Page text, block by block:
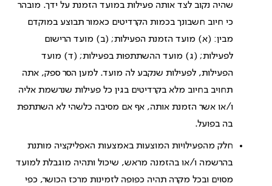
שהיה נקוב לצד אותה פעילות במועד הזמנת על ידך. מובהר
כי חיוב חשבונך בכמות הקרדיטים כאמור תבוצע במוקדם
מבין: (א) מועד הזמנת הפעילות; (ב) מועד הרישום
לפעילות; (ג) מועד ההשתתפות בפעילות; (ד) מועד
הפעילות, לפעילות שנקבע לה מועד. למען הסר ספק, אתה
תחויב בחיוב מלא בקרדיטים בגין כל פעילות שנרשמת אליה
ו/או אשר הזמנת אותה, אף אם מסיבה כלשהי לא השתתפת
בה בפועל.
חלק מהפעילויות המוצעות באמצעות האפליקציה מותנת
בהרשמה ו/או בהזמנה מראש, שיכול ותהיה מוגבלת למועד
מסוים ובכל מקרה תהיה כפופה לזמינות מרכז הכושר, כפי